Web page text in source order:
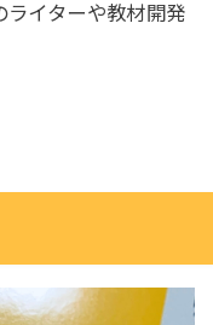
ライターや教材開発